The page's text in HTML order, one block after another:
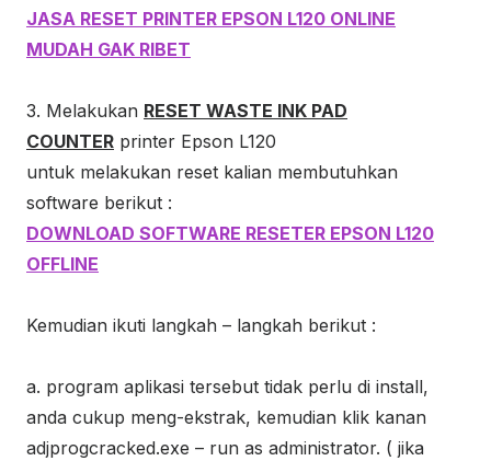
JASA RESET PRINTER EPSON L120 ONLINE
MUDAH GAK RIBET
3. Melakukan RESET WASTE INK PAD
COUNTER printer Epson L120
untuk melakukan reset kalian membutuhkan
software berikut :
DOWNLOAD SOFTWARE RESETER EPSON L120
OFFLINE
Kemudian ikuti langkah – langkah berikut :
a. program aplikasi tersebut tidak perlu di install,
anda cukup meng-ekstrak, kemudian klik kanan
adjprogcracked.exe – run as administrator. ( jika